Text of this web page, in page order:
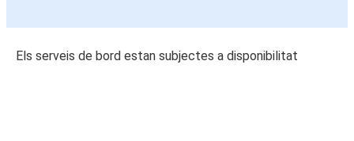
Els serveis de bord estan subjectes a disponibilitat